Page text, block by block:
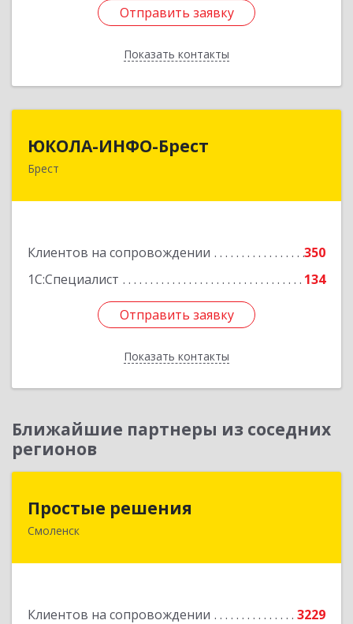
Отправить заявку
Показать контакты
Отправить заявку
Назад
ЮКОЛА-ИНФО-Брест
Брест
Клиентов на сопровождении
350
1С:Специалист
134
Отправить заявку
Показать контакты
224023 г. Брест, ул. Московская, 275А, 5 этаж
Отправить заявку
Назад
Ближайшие партнеры из соседних
регионов
Простые решения
Смоленск
Клиентов на сопровождении
3229
214015, Смоленская обл, Смоленск г, Большая